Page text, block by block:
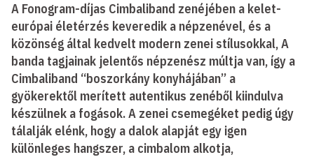
A Fonogram-díjas Cimbaliband zenéjében a kelet-
európai életérzés keveredik a népzenével, és a
közönség által kedvelt modern zenei stílusokkal, A
banda tagjainak jelentős népzenész múltja van, így a
Cimbaliband “boszorkány konyhájában” a
gyökerektől merített autentikus zenéből kiindulva
készülnek a fogások. A zenei csemegéket pedig úgy
tálalják elénk, hogy a dalok alapját egy igen
különleges hangszer, a cimbalom alkotja,